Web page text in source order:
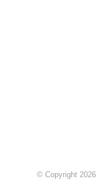
© Copyright